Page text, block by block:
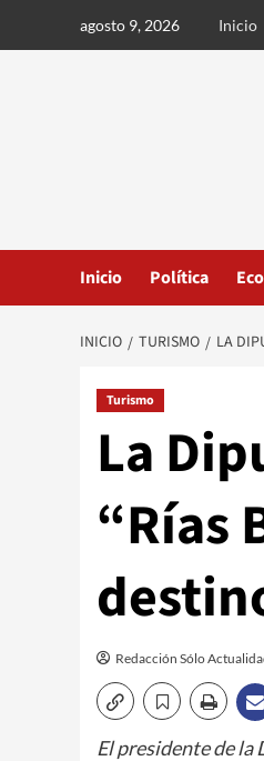
agosto 9, 2026 Inicio
Inicio Política
INICIO TURISMO LA
Turismo
La
“Rías
Redacción Sólo
El presidente de la